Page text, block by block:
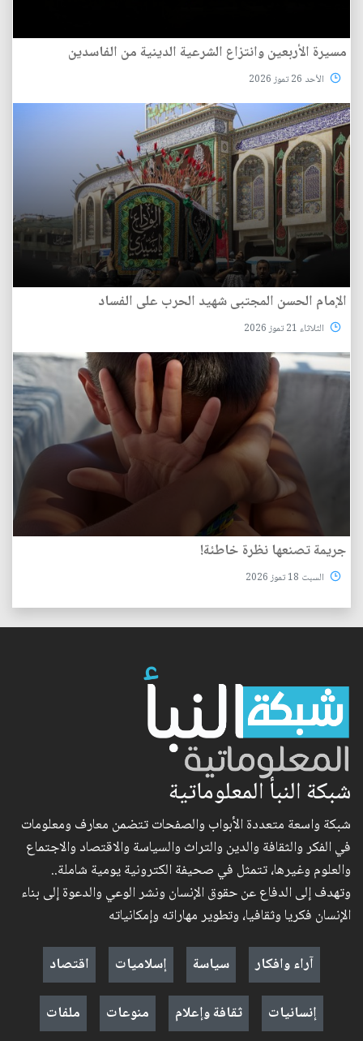
مسيرة الأربعين وانتزاع الشرعية الدينية من الفاسدين
الأحد 26 تموز 2026
الإمام الحسن المجتبى شهيد الحرب على الفساد
الثلاثاء 21 تموز 2026
جريمة تصنعها نظرة خاطئة!
السبت 18 تموز 2026
شبكة النبأ المعلوماتية
شبكة واسعة متعددة الأبواب والصفحات تتضمن معارف ومعلومات
في الفكر والثقافة والدين والتراث والسياسة والاقتصاد والاجتماع
والعلوم وغيرها، تتمثل في صحيفة الكترونية يومية شاملة..
وتهدف إلى الدفاع عن حقوق الإنسان ونشر الوعي والدعوة إلى بناء
الإنسان فكريا وثقافيا، وتطوير مهاراته وإمكانياته
آراء وافكار
سياسة إسلاميات
اقتصاد
إنسانيات
ثقافة وإعلام منوعات ملفات